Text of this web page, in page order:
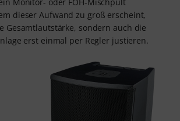
Monitor- oder FOH-Mischpult
dieser Aufwand zu groß erscheint,
Gesamtlautstärke, sondern auch die
erst einmal per Regler justieren.